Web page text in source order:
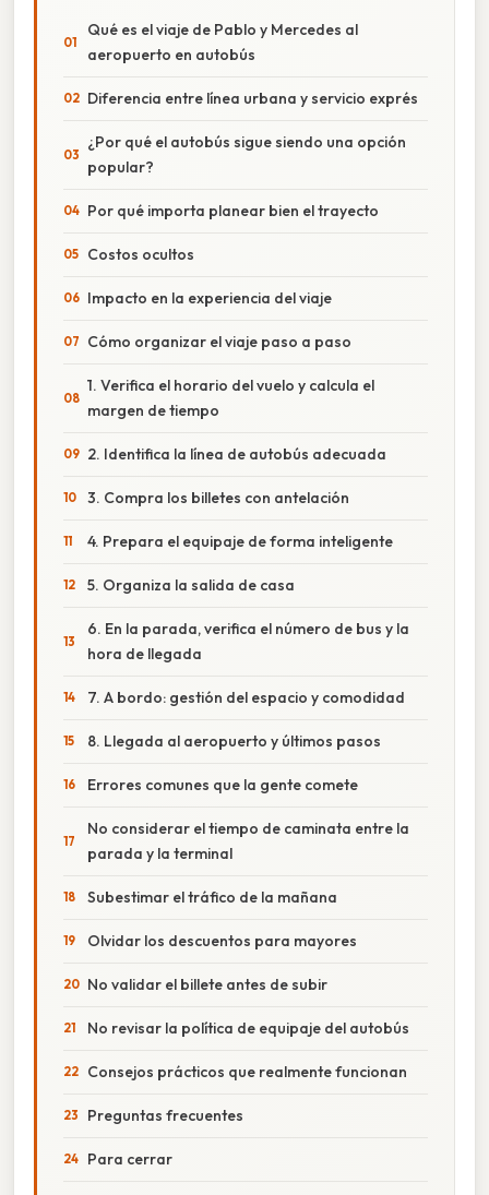
Qué es el viaje de Pablo y Mercedes al
aeropuerto en autobús
Diferencia entre línea urbana y servicio exprés
¿Por qué el autobús sigue siendo una opción
popular?
Por qué importa planear bien el trayecto
Costos ocultos
Impacto en la experiencia del viaje
Cómo organizar el viaje paso a paso
1. Verifica el horario del vuelo y calcula el
margen de tiempo
2. Identifica la línea de autobús adecuada
3. Compra los billetes con antelación
4. Prepara el equipaje de forma inteligente
5. Organiza la salida de casa
6. En la parada, verifica el número de bus y la
hora de llegada
7. A bordo: gestión del espacio y comodidad
8. Llegada al aeropuerto y últimos pasos
Errores comunes que la gente comete
No considerar el tiempo de caminata entre la
parada y la terminal
Subestimar el tráfico de la mañana
Olvidar los descuentos para mayores
No validar el billete antes de subir
No revisar la política de equipaje del autobús
Consejos prácticos que realmente funcionan
Preguntas frecuentes
Para cerrar